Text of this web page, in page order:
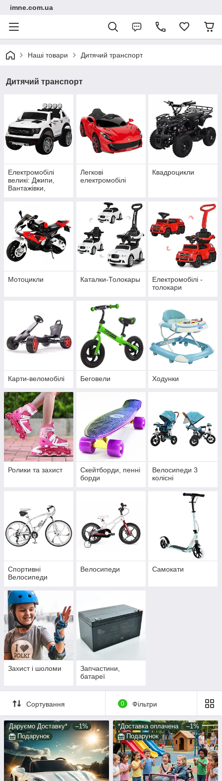
imne.com.ua
Наші товари Дитячий транспорт
Дитячий транспорт
Електромобілі
великі: Джипи,
Вантажівки,
Легкові
електромобілі
Квадроцикли
Мотоцикли Каталки-Толокары
Електромобілі -
толокари
Карти-веломобілі Беговели Ходунки
Ролики та захист
Скейтборди, пенні
борди
Велосипеди 3
колісні
Спортивні
Велосипеди
Велосипеди Самокати
Захист і шоломи
Запчастини,
батареї
Сортування 0 Фільтри
Даруємо Доставку*
–1%
Подарунок
*Доставка оплачена
–1%
Подарунок